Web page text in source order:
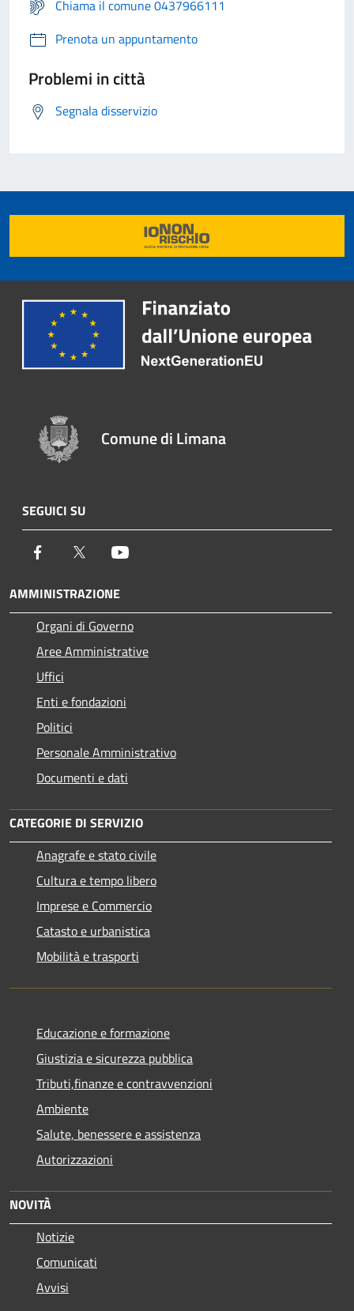
Chiama il comune 0437966111
Prenota un appuntamento
Problemi in città
Segnala disservizio
Comune di Limana
SEGUICI SU
Facebook Twitter
AMMINISTRAZIONE
Organi di Governo
Aree Amministrative
Uffici
Enti e fondazioni
Politici
Personale Amministrativo
Documenti e dati
CATEGORIE DI SERVIZIO
Anagrafe e stato civile
Cultura e tempo libero
Imprese e Commercio
Catasto e urbanistica
Mobilità e trasporti
Educazione e formazione
Giustizia e sicurezza pubblica
Tributi,finanze e contravvenzioni
Ambiente
Salute, benessere e assistenza
Autorizzazioni
NOVITÀ
Notizie
Comunicati
Avvisi